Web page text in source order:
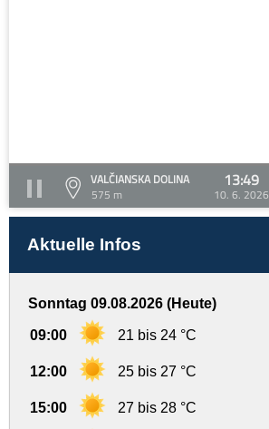
VALČIANSKA DOLINA
575 m
13:49
10. 6. 2026
Aktuelle Infos
Sonntag 09.08.2026 (Heute)
09:00 21 bis 24 °C
12:00 25 bis 27 °C
15:00 27 bis 28 °C